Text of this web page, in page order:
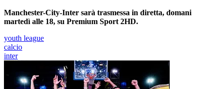
Manchester-City-Inter sarà trasmessa in diretta, domani
martedì alle 18, su Premium Sport 2HD.
youth league
calcio
inter